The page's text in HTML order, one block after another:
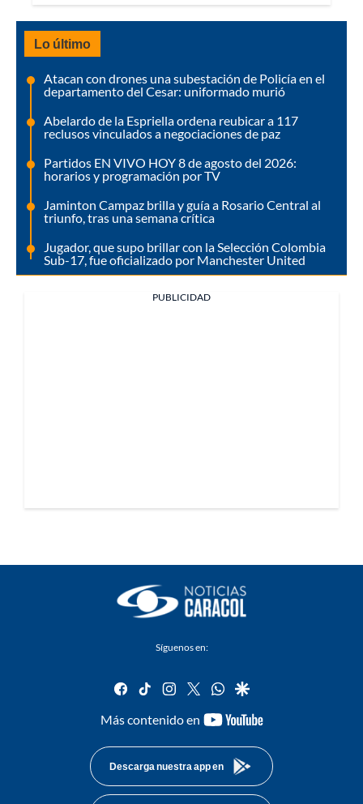
Lo último
Atacan con drones una subestación de Policía en el
departamento del Cesar: uniformado murió
Abelardo de la Espriella ordena reubicar a 117
reclusos vinculados a negociaciones de paz
Partidos EN VIVO HOY 8 de agosto del 2026:
horarios y programación por TV
Jaminton Campaz brilla y guía a Rosario Central al
triunfo, tras una semana crítica
Jugador, que supo brillar con la Selección Colombia
Sub-17, fue oficializado por Manchester United
PUBLICIDAD
Síguenos en:
facebook
tiktok instagram
twitterwhatsapp
google
Más contenido en
youtube-
Descarga nuestra app en